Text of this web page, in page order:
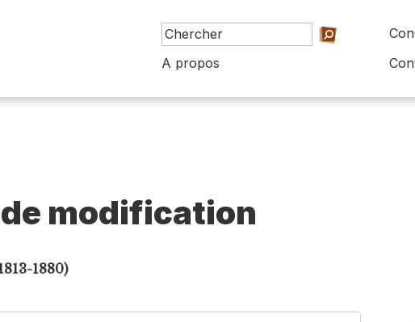
A propos
modification
1880)